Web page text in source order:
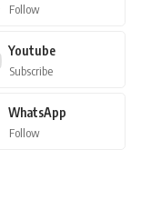
Follow
Youtube
Subscribe
WhatsApp
Follow